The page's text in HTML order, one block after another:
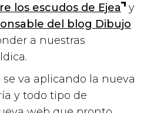
los escudos de Ejea
y
del blog Dibujo
a nuestras
va aplicando la nueva
y todo tipo de